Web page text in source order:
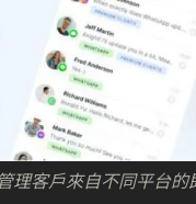
客戶來自不同平台